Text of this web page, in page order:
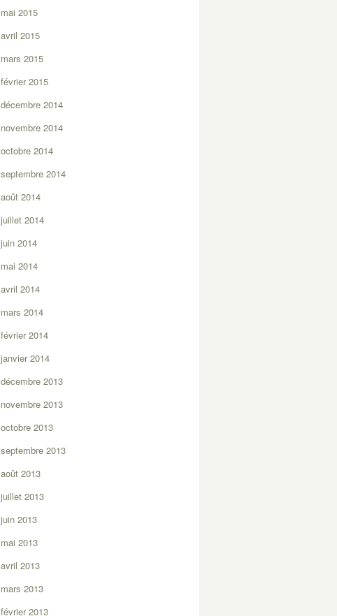
mai 2015
avril 2015
mars 2015
février 2015
décembre 2014
novembre 2014
octobre 2014
septembre 2014
août 2014
juillet 2014
juin 2014
mai 2014
avril 2014
mars 2014
février 2014
janvier 2014
décembre 2013
novembre 2013
octobre 2013
septembre 2013
août 2013
juillet 2013
juin 2013
mai 2013
avril 2013
mars 2013
février 2013